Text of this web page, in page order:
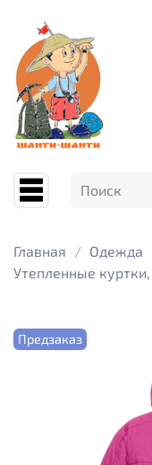
Главная Одежда
Утепленные
Предзаказ